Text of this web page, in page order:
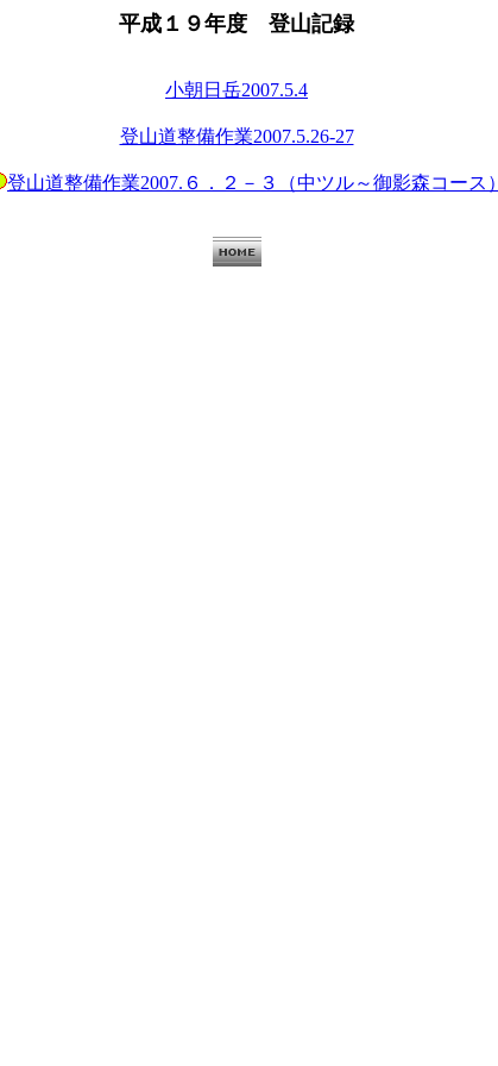
平成１９年度 登山記録
小朝日岳2007.5.4
登山道整備作業2007.5.26-27
登山道整備作業2007.６．２－３（中ツル～御影森コース）